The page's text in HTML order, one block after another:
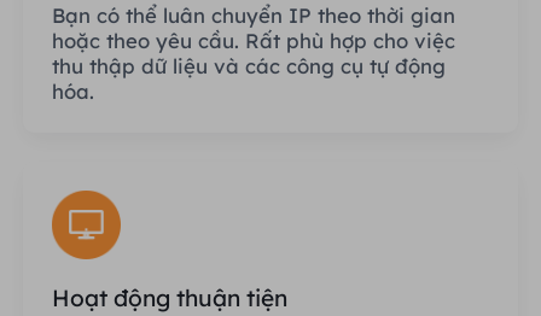
Bạn có thể luân chuyển IP theo thời gian
hoặc theo yêu cầu. Rất phù hợp cho việc
thu thập dữ liệu và các công cụ tự động
hóa.
Hoạt động thuận tiện